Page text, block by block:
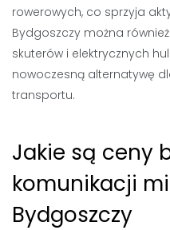
rowerowych, co sprzyja
Bydgoszczy można
skuterów i elektrycznych
nowoczesną alternatywę
transportu.
Jakie są ceny
komunikacji
Bydgoszczy